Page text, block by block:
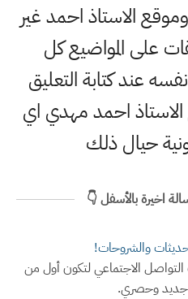
الاستاذ احمد غير
على المواضيع كل
كتابة التعليق
احمد مهدي اي
حيال ذلك
اخيرة بالأسفل 👇
والشروحات!
التواصل الاجتماعي لتكون أول من
وحصري.